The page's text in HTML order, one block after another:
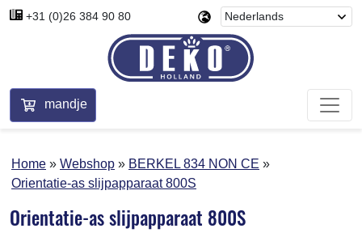
+31 (0)26 384 90 80
mandje
Home Webshop
BERKEL 834 NON CE
Orientatie-as slijpapparaat 800S
Orientatie-as slijpapparaat 800S